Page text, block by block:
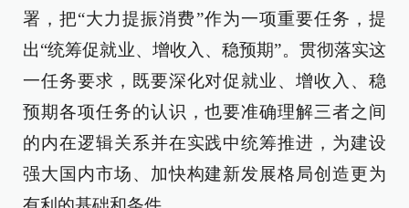
署，把“大力提振消费”作为一项重要任务，提
出“统筹促就业、增收入、稳预期”。贯彻落实这
一任务要求，既要深化对促就业、增收入、稳
预期各项任务的认识，也要准确理解三者之间
的内在逻辑关系并在实践中统筹推进，为建设
强大国内市场、加快构建新发展格局创造更为